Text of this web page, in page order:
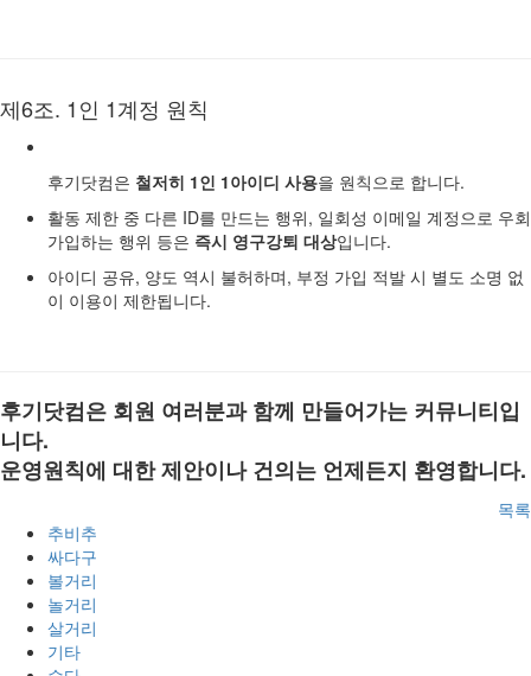
제6조. 1인 1계정 원칙
후기닷컴은 철저히 1인 1아이디 사용을 원칙으로 합니다.
활동 제한 중 다른 ID를 만드는 행위, 일회성 이메일 계정으로 우회
가입하는 행위 등은 즉시 영구강퇴 대상입니다.
아이디 공유, 양도 역시 불허하며, 부정 가입 적발 시 별도 소명 없
이 이용이 제한됩니다.
후기닷컴은 회원 여러분과 함께 만들어가는 커뮤니티입
니다.
운영원칙에 대한 제안이나 건의는 언제든지 환영합니다.
목록
추비추
싸다구
볼거리
놀거리
살거리
기타